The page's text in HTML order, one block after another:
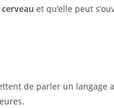
et qu’elle peut
de parler un langage